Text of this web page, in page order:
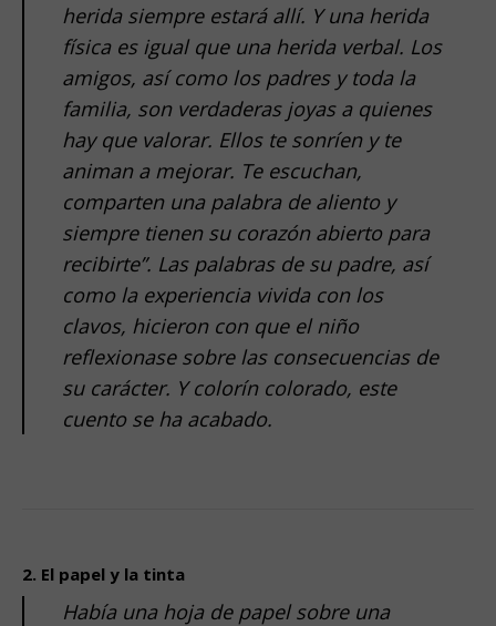
herida siempre estará allí. Y una herida
física es igual que una herida verbal. Los
amigos, así como los padres y toda la
familia, son verdaderas joyas a quienes
hay que valorar. Ellos te sonríen y te
animan a mejorar. Te escuchan,
comparten una palabra de aliento y
siempre tienen su corazón abierto para
recibirte”. Las palabras de su padre, así
como la experiencia vivida con los
clavos, hicieron con que el niño
reflexionase sobre las consecuencias de
su carácter. Y colorín colorado, este
cuento se ha acabado.
2. El papel y la tinta
Había una hoja de papel sobre una